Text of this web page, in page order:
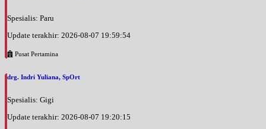
Spesialis: Paru
Update terakhir: 2026-08-07 19:59:54
Pusat Pertamina
drg. Indri Yuliana, SpOrt
Spesialis: Gigi
Update terakhir: 2026-08-07 19:20:15